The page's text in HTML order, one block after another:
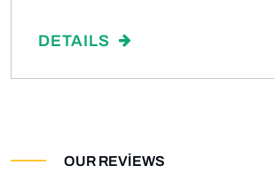
DETAILS
OUR REVIEWS